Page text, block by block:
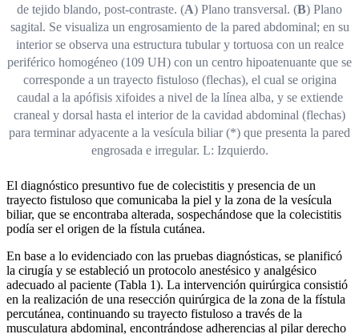
de tejido blando, post-contraste. (A) Plano transversal. (B) Plano
sagital. Se visualiza un engrosamiento de la pared abdominal; en su
interior se observa una estructura tubular y tortuosa con un realce
periférico homogéneo (109 UH) con un centro hipoatenuante que se
corresponde a un trayecto fistuloso (flechas), el cual se origina
caudal a la apófisis xifoides a nivel de la línea alba, y se extiende
craneal y dorsal hasta el interior de la cavidad abdominal (flechas)
para terminar adyacente a la vesícula biliar (*) que presenta la pared
engrosada e irregular. L: Izquierdo.
El diagnóstico presuntivo fue de colecistitis y presencia de un
trayecto fistuloso que comunicaba la piel y la zona de la vesícula
biliar, que se encontraba alterada, sospechándose que la colecistitis
podía ser el origen de la fístula cutánea.
En base a lo evidenciado con las pruebas diagnósticas, se planificó
la cirugía y se estableció un protocolo anestésico y analgésico
adecuado al paciente (Tabla 1). La intervención quirúrgica consistió
en la realización de una resección quirúrgica de la zona de la fístula
percutánea, continuando su trayecto fistuloso a través de la
musculatura abdominal, encontrándose adherencias al pilar derecho